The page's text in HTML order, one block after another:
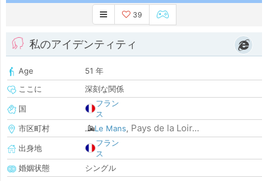
39
私のアイデンティティ
Age
51 年
ここに
深刻な関係
国
フラン
ス
市区町村
Le Mans, Pays de la Loir...
出身地
フラン
ス
婚姻状態
シングル